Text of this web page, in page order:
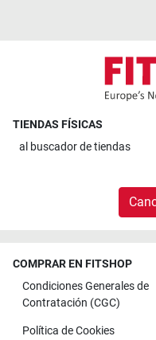
TIENDAS FÍSICAS
al buscador de tiendas
COMPRAR EN FITSHOP
Condiciones Generales de
Contratación (CGC)
Política de Cookies